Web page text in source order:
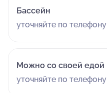
Бассейн
уточняйте по телефону
Можно со своей едой
уточняйте по телефону